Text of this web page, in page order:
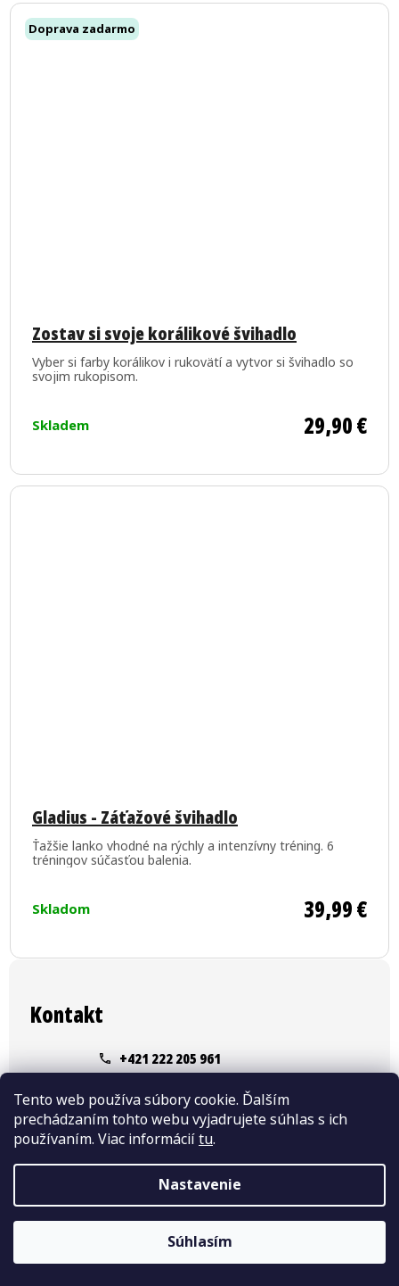
Tento web používa súbory cookie. Ďalším
prechádzaním tohto webu vyjadrujete súhlas s ich
používaním. Viac informáciítu.
Nastavenie
Súhlasím
Doprava zadarmo
Zostav si svoje korálikové švihadlo
Vyber si farby korálikov i rukovätí a vytvor si švihadlo so
svojim rukopisom.
hodnotenie
produktu
je
z
Skladem 29,90 €
Gladius - Záťažové švihadlo
Ťažšie lanko vhodné na rýchly a intenzívny tréning. 6
tréningov súčasťou balenia.
hodnotenie
produktu
je
z
Skladom 39,99 €
ä
t
Instagram
Kontakt
info @svihej.sk
+421 222 205 961